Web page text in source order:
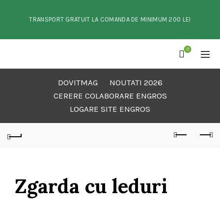
TRANSPORT GRATUIT LA COMANDA DE MINIMUM 200 LEI
0
DOVITMAG
NOUTATI 2026
CERERE COLABORARE ENGROS
LOGARE SITE ENGROS
Zgarda cu leduri